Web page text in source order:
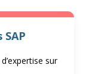
sur